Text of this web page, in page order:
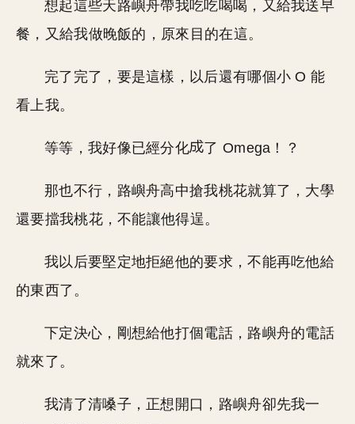
想起這些天路嶼舟帶我吃吃喝喝，又給我送早
餐，又給我做晚飯的，原來目的在這。
完了完了，要是這樣，以后還有哪個小 O 能
看上我。
等等，我好像已經分化 了 Omega！？
那也不行，路嶼舟高中搶我桃花就算了，大學
還要擋我桃花，不能讓他得逞。
我以后要堅定地拒絕他的要求，不能再吃他給
的東西了。
下定決心，剛想給他打個電話，路嶼舟的電話
就來了。
我清了清嗓子，正想開口，路嶼舟卻先我一